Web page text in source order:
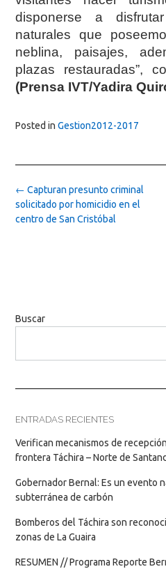
disponerse a
naturales que
neblina, paisajes,
plazas restauradas”,
(Prensa IVT/Yadira
Posted in Gestion2012-2017
Post
navigation
← Capturan presunto criminal
solicitado por homicidio en el
centro de San Cristóbal
Buscar
ENTRADAS RECIENTES
Verifican mecanismos de
frontera Táchira – Norte de
Gobernador Bernal: Es un evento
subterránea de carbón
Bomberos del Táchira son
zonas de La Guaira
RESUMEN // Programa Reporte